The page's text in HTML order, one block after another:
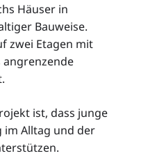
Häuser in
Bauweise.
zwei Etagen mit
angrenzende
ist, dass junge
im Alltag und der